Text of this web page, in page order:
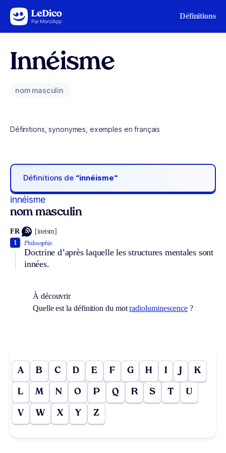
Aller au contenu Définitions
Innéisme
nom masculin
Définitions, synonymes, exemples en français
Définitions de “innéisme“
innéisme
nom masculin
FR [ineism]
Philosophie.
Doctrine d’après laquelle les structures mentales sont
innées.
1
À découvrir
Quelle est la définition du motradioluminescence ?
A B C D E F G H I J K
L M N O P Q R S T U
V W X Y Z